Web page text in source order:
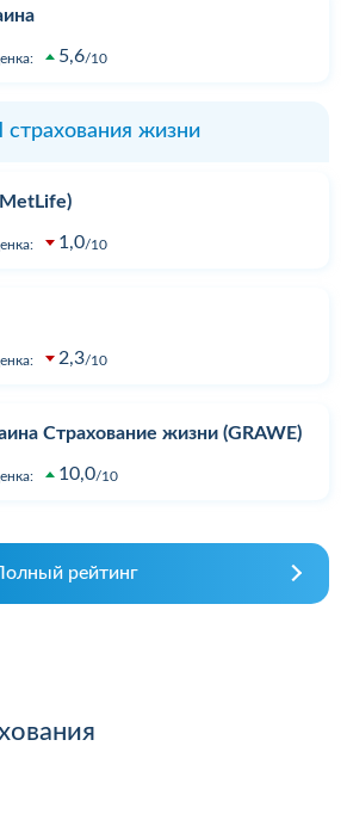
5,6 10
жизни
1,0 10
2,3 10
Страхование жизни (GRAWE)
10,0 10
рейтинг